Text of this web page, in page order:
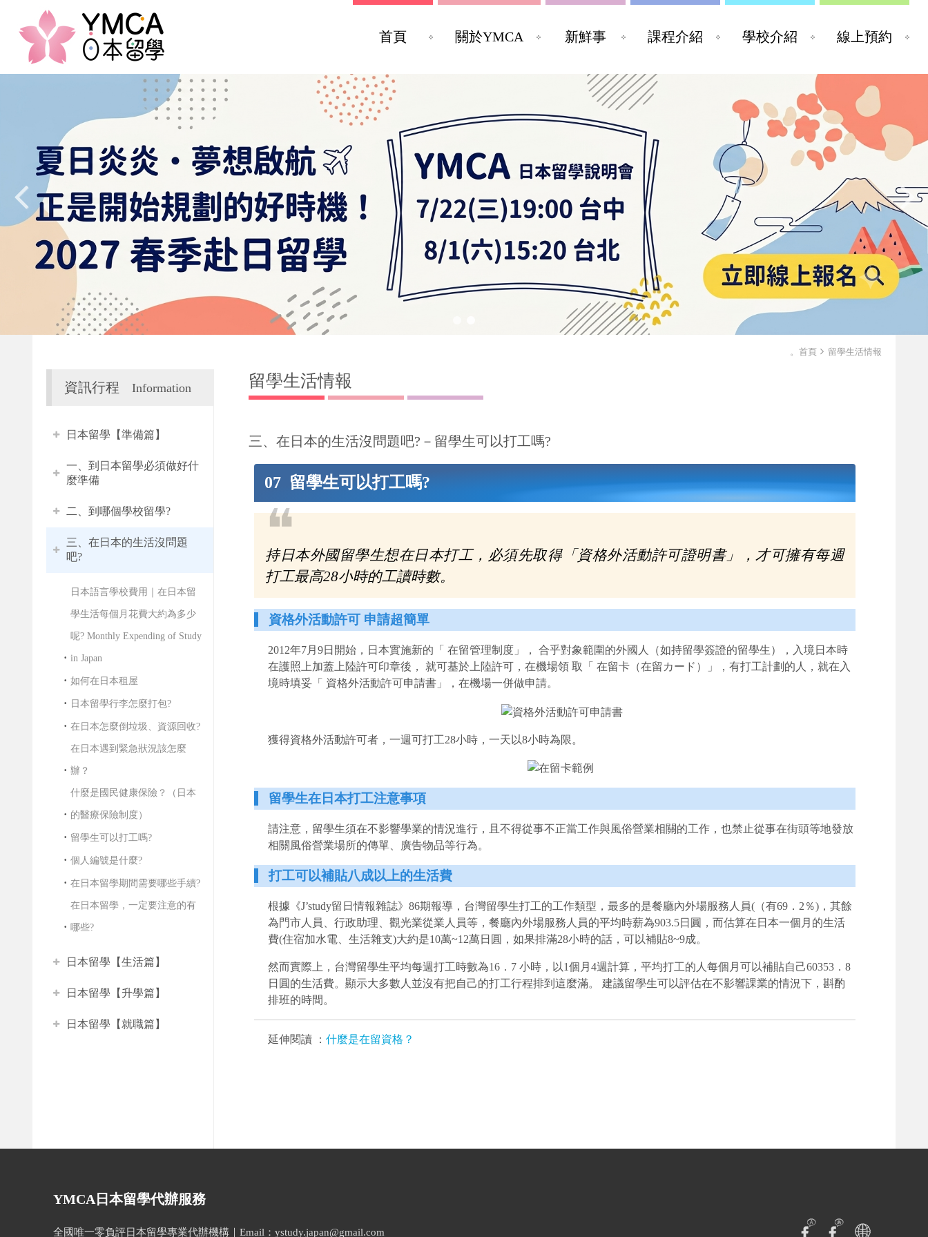
首頁 關於YMCA 新鮮事 課程介紹 學校介紹 線上預約
。首頁 留學生活情報
留學生活情報
三、在日本的生活沒問題吧?－留學生可以打工嗎?
07 留學生可以打工嗎?
❝
持日本外國留學生想在日本打工，必須先取得「資格外活動許可證明書」，才可擁有每週
打工最高28小時的工讀時數。
資格外活動許可 申請超簡單
2012年7月9日開始，日本實施新的「 在留管理制度」， 合乎對象範圍的外國人（如持留學簽證的留學生），入境日本時
在護照上加蓋上陸許可印章後， 就可基於上陸許可，在機場領 取「 在留卡（在留カード）」，有打工計劃的人，就在入
境時填妥「 資格外活動許可申請書」，在機場一併做申請。
獲得資格外活動許可者，一週可打工28小時，一天以8小時為限。
留學生在日本打工注意事項
請注意，留學生須在不影響學業的情況進行，且不得從事不正當工作與風俗營業相關的工作，也禁止從事在街頭等地發放
相關風俗營業場所的傳單、廣告物品等行為。
打工可以補貼八成以上的生活費
根據《J’study留日情報雜誌》86期報導，台灣留學生打工的工作類型，最多的是餐廳內外場服務人員(（有69．2％)，其餘
為門市人員、行政助理、觀光業從業人員等，餐廳內外場服務人員的平均時薪為903.5日圓，而估算在日本一個月的生活
費(住宿加水電、生活雜支)大約是10萬~12萬日圓，如果排滿28小時的話，可以補貼8~9成。
然而實際上，台灣留學生平均每週打工時數為16．7 小時，以1個月4週計算，平均打工的人每個月可以補貼自己60353．8
日圓的生活費。顯示大多數人並沒有把自己的打工行程排到這麼滿。 建議留學生可以評估在不影響課業的情況下，斟酌
排班的時間。
延伸閱讀 ： 什麼是在留資格？
資訊行程 Information
日本留學【準備篇】
一、到日本留學必須做好什
麼準備
二、到哪個學校留學?
三、在日本的生活沒問題
吧?
日本語言學校費用｜在日本留
學生活每個月花費大約為多少
呢? Monthly Expending of Study
in Japan
如何在日本租屋
日本留學行李怎麼打包?
在日本怎麼倒垃圾、資源回收?
在日本遇到緊急狀況該怎麼
辦？
什麼是國民健康保險？（日本
的醫療保險制度）
留學生可以打工嗎?
個人編號是什麼?
在日本留學期間需要哪些手續?
在日本留學，一定要注意的有
哪些?
日本留學【生活篇】
日本留學【升學篇】
日本留學【就職篇】
YMCA日本留學代辦服務
全國唯一零負評日本留學專業代辦機構｜Email：ystudy.japan@gmail.com